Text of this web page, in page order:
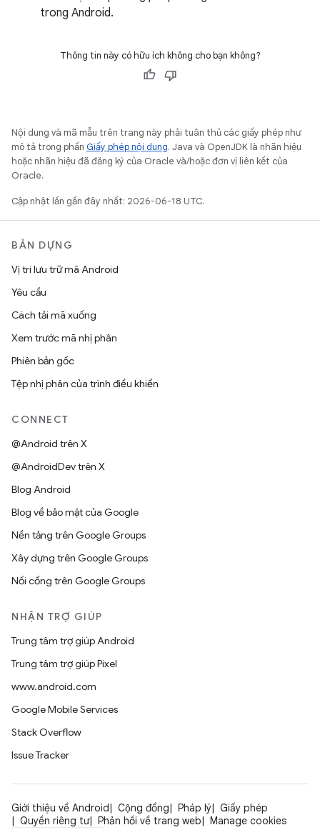
trong Android.
Thông tin này có hữu ích không cho bạn không?
Nội dung và mã mẫu trên trang này phải tuân thủ các giấy phép như
mô tả trong phần Giấy phép nội dung. Java và OpenJDK là nhãn hiệu
hoặc nhãn hiệu đã đăng ký của Oracle và/hoặc đơn vị liên kết của
Oracle.
Cập nhật lần gần đây nhất: 2026-06-18 UTC.
BẢN DỰNG
Vị trí lưu trữ mã Android
Yêu cầu
Cách tải mã xuống
Xem trước mã nhị phân
Phiên bản gốc
Tệp nhị phân của trình điều khiển
CONNECT
@Android trên X
@AndroidDev trên X
Blog Android
Blog về bảo mật của Google
Nền tảng trên Google Groups
Xây dựng trên Google Groups
Nối cổng trên Google Groups
NHẬN TRỢ GIÚP
Trung tâm trợ giúp Android
Trung tâm trợ giúp Pixel
www.android.com
Google Mobile Services
Stack Overflow
Issue Tracker
Giới thiệu về Android Cộng đồng Pháp lý
Giấy phép
Quyền riêng tư
Phản hồi về trang web Manage cookies